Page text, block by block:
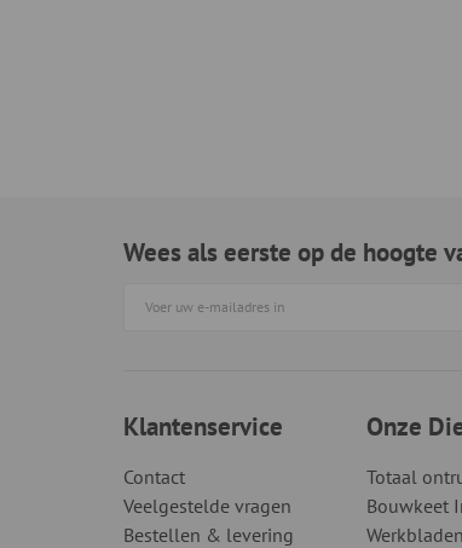
Wees als eerste op de hoogte
Klantenservice
Contact
Veelgestelde vragen
Bestellen & levering
Onze
Totaal
Bouwkeet